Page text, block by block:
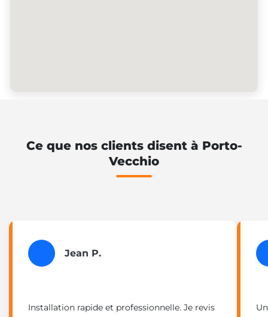
Ce que nos clients disent à Porto-
Vecchio
Jean P.
Installation rapide et professionnelle. Je revis